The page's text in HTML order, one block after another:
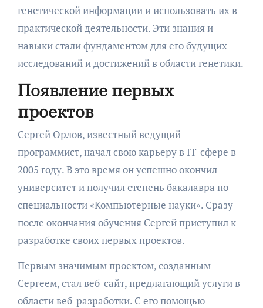
генетической информации и использовать их в
практической деятельности. Эти знания и
навыки стали фундаментом для его будущих
исследований и достижений в области генетики.
Появление первых
проектов
Сергей Орлов, известный ведущий
программист, начал свою карьеру в IT-сфере в
2005 году. В это время он успешно окончил
университет и получил степень бакалавра по
специальности «Компьютерные науки». Сразу
после окончания обучения Сергей приступил к
разработке своих первых проектов.
Первым значимым проектом, созданным
Сергеем, стал веб-сайт, предлагающий услуги в
области веб-разработки. С его помощью